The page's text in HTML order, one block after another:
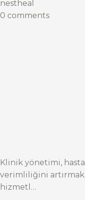
nestheal
0 comments
Klinik yönetimi,
verimliliğini
hizmetl…